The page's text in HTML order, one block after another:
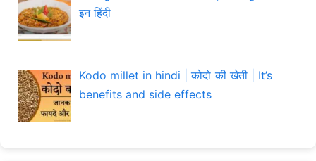
इन हिंदी
Kodo millet in hindi | कोदो की खेती | It’s
benefits and side effects